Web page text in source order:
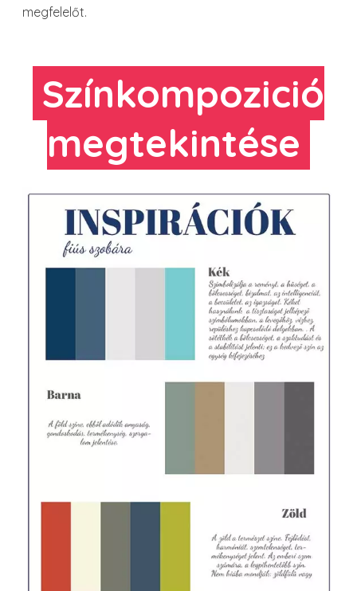
megfelelőt.
Színkompozició
megtekintése